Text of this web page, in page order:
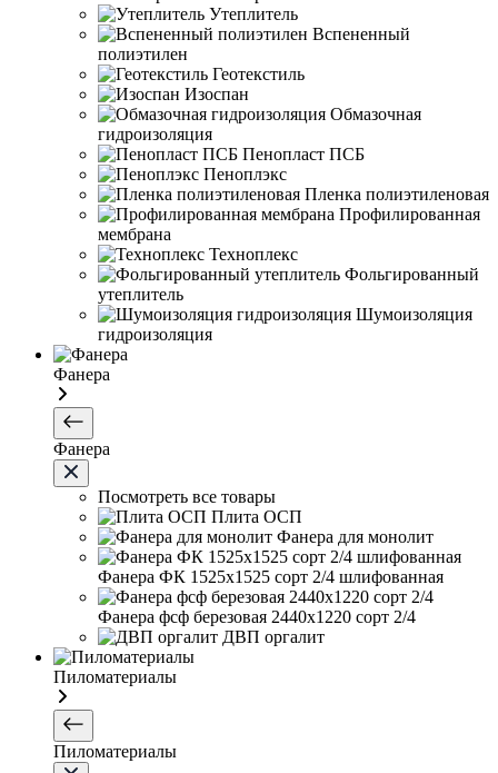
Утеплитель
Вспененный
полиэтилен
Геотекстиль
Изоспан
Обмазочная
гидроизоляция
Пенопласт ПСБ
Пеноплэкс
Пленка полиэтиленовая
Профилированная
мембрана
Техноплекс
Фольгированный
утеплитель
Шумоизоляция
гидроизоляция
Фанера
Фанера
Посмотреть все товары
Плита ОСП
Фанера для монолит
Фанера ФК 1525х1525 сорт 2/4 шлифованная
Фанера фсф березовая 2440х1220 сорт 2/4
ДВП оргалит
Пиломатериалы
Пиломатериалы